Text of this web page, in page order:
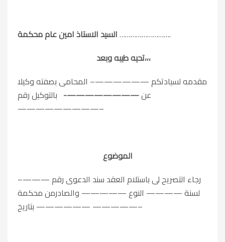
……………………….
تحيه طيبه وبعد،،،
مقدمه لسيادتكم ——————– المحامى بصفته وكيلا
عن————————- بالتوكيل رقم
—————————–
رجاء التصريح لى باستلام العقد سند الدعوى رقم ———–
لسنة ———— النوع ————— والصادرمن محكمة
—————— بتاريخ —————–